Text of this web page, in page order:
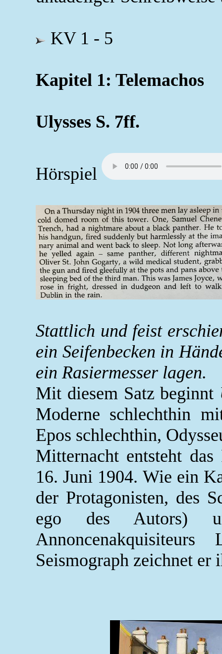
KV 1 - 5
Kapitel 1: Telemachos
Ulysses S. 7ff.
Hörspiel
Stattlich und feist
ein Seifenbecken in
ein Rasiermesser lagen.
Mit diesem Satz beginnt
Moderne schlechthin
Epos schlechthin,
Mitternacht entsteht
16. Juni 1904. Wie ein
der Protagonisten, des
ego des Autors)
Seismograph zeichnet er